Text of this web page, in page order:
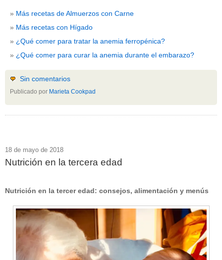
Más recetas de Almuerzos con Carne
Más recetas con Hígado
¿Qué comer para tratar la anemia ferropénica?
¿Qué comer para curar la anemia durante el embarazo?
Sin comentarios
Publicado por Marieta Cookpad
18 de mayo de 2018
Nutrición en la tercera edad
Nutrición en la tercer edad: consejos, alimentación y menús